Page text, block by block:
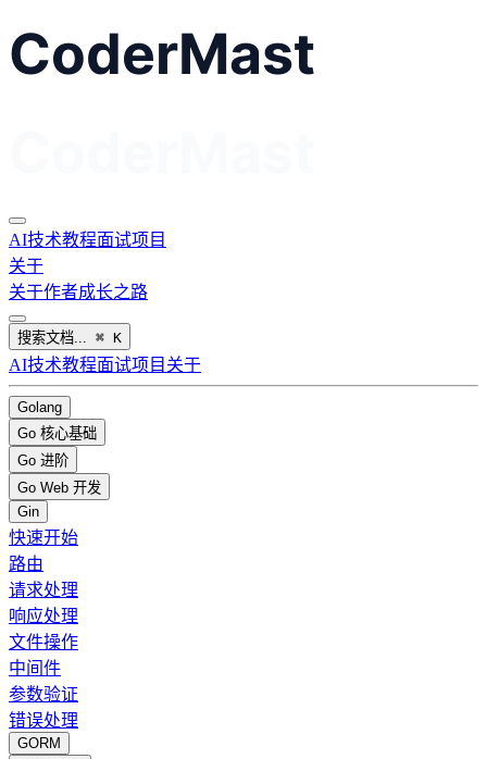
AI技术教程面试项目
关于
关于作者成长之路
搜索文档... ⌘ K
AI技术教程面试项目 关于
Golang
Go 核心基础
Go 进阶
Go Web 开发
Gin
快速开始
路由
请求处理
响应处理
文件操作
中间件
参数验证
错误处理
GORM